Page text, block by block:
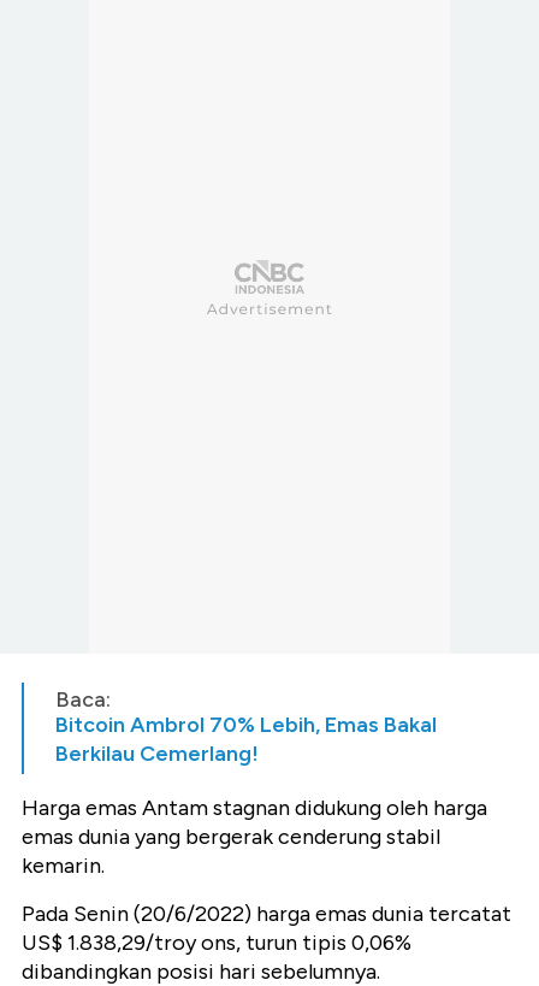
Baca:
Bitcoin Ambrol 70% Lebih, Emas Bakal
Berkilau Cemerlang!
Harga emas Antam stagnan didukung oleh harga
emas dunia yang bergerak cenderung stabil
kemarin.
Pada Senin (20/6/2022) harga emas dunia tercatat
US$ 1.838,29/troy ons, turun tipis 0,06%
dibandingkan posisi hari sebelumnya.